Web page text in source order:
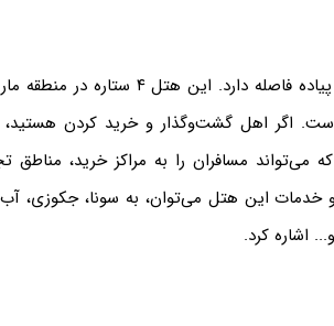
هتل ویندهام فقط ۷ دقیقه تا ساحل به صورت پیاده فاصله
اگر اهل گشت‌وگذار و خرید کردن هستید،
می‌تواند مسافران را به مراکز خرید، مناطق
خدمات این هتل می‌توان، به سونا، جکوزی، آب
اشاره کرد.